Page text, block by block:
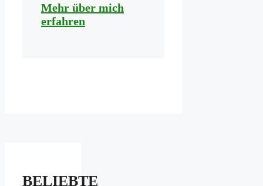
Mehr über mich
erfahren
BELIEBTE